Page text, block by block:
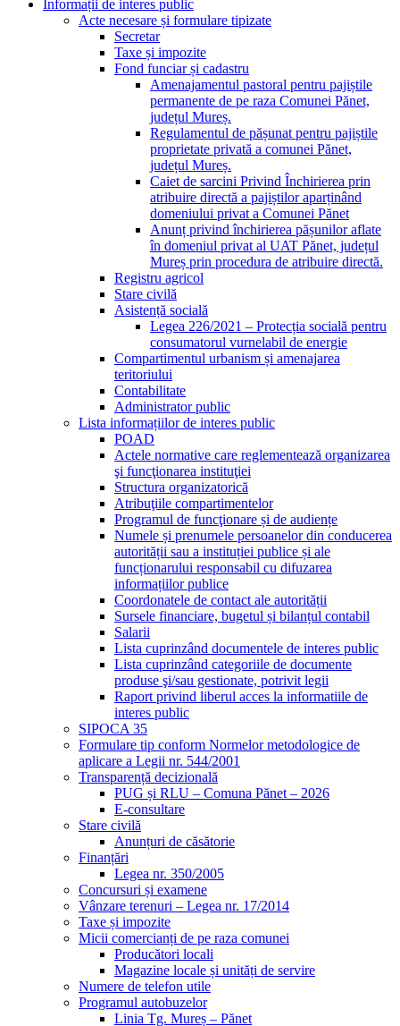
Informații de interes public
Acte necesare și formulare tipizate
Secretar
Taxe și impozite
Fond funciar și cadastru
Amenajamentul pastoral pentru pajiștile
permanente de pe raza Comunei Pănet,
județul Mureș.
Regulamentul de pășunat pentru pajiștile
proprietate privată a comunei Pănet,
județul Mureș.
Caiet de sarcini Privind Închirierea prin
atribuire directă a pajiștilor aparținând
domeniului privat a Comunei Pănet
Anunț privind închirierea pășunilor aflate
în domeniul privat al UAT Pănet, județul
Mureș prin procedura de atribuire directă.
Registru agricol
Stare civilă
Asistență socială
Legea 226/2021 – Protecția socială pentru
consumatorul vurnelabil de energie
Compartimentul urbanism și amenajarea
teritoriului
Contabilitate
Administrator public
Lista informațiilor de interes public
POAD
Actele normative care reglementează organizarea
şi funcţionarea instituţiei
Structura organizatorică
Atribuţiile compartimentelor
Programul de funcţionare și de audiențe
Numele și prenumele persoanelor din conducerea
autorității sau a instituției publice și ale
funcționarului responsabil cu difuzarea
informațiilor publice
Coordonatele de contact ale autorității
Sursele financiare, bugetul și bilanțul contabil
Salarii
Lista cuprinzând documentele de interes public
Lista cuprinzând categoriile de documente
produse şi/sau gestionate, potrivit legii
Raport privind liberul acces la informatiile de
interes public
SIPOCA 35
Formulare tip conform Normelor metodologice de
aplicare a Legii nr. 544/2001
Transparență decizională
PUG și RLU – Comuna Pănet – 2026
E-consultare
Stare civilă
Anunțuri de căsătorie
Finanțări
Legea nr. 350/2005
Concursuri și examene
Vânzare terenuri – Legea nr. 17/2014
Taxe și impozite
Micii comercianți de pe raza comunei
Producători locali
Magazine locale și unități de servire
Numere de telefon utile
Programul autobuzelor
Linia Tg. Mureș – Pănet